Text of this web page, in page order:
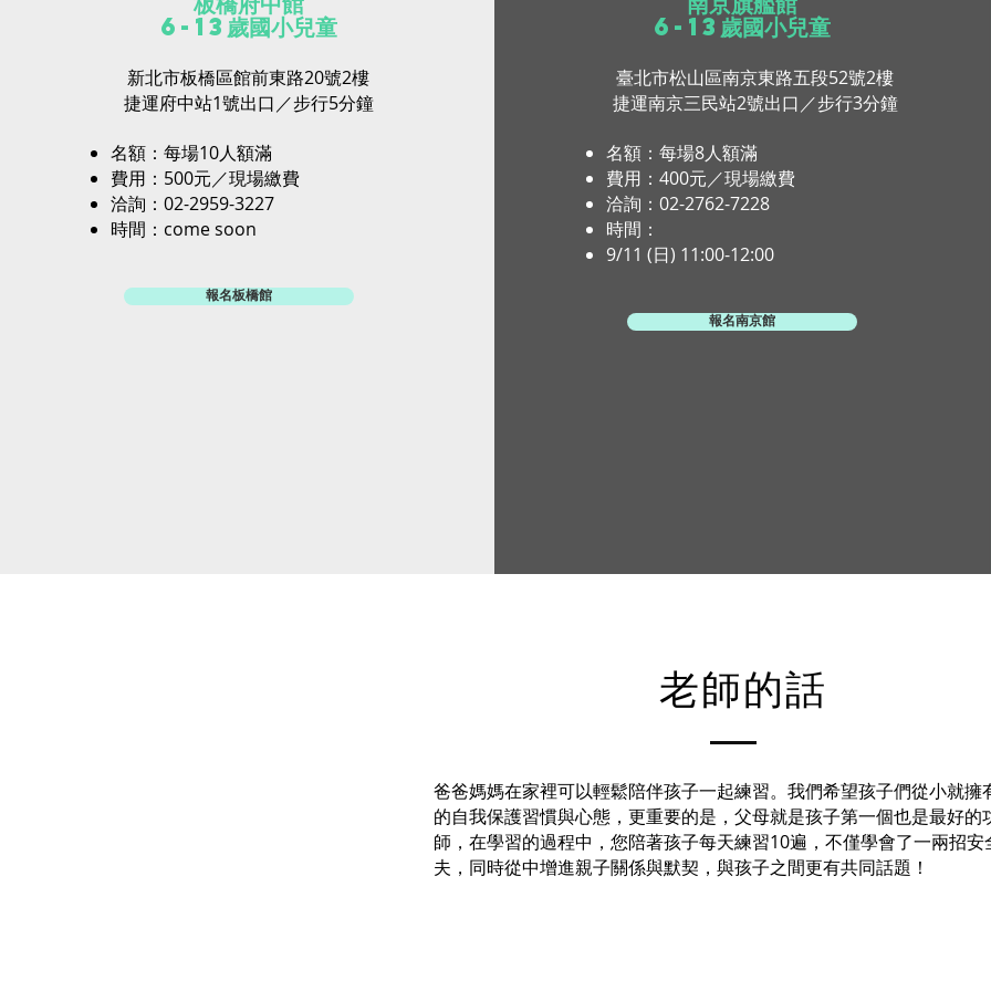
6-13歲國小兒童
新北市板橋區館前東路20號2樓
捷運府中站1號出口／步行5分鐘
名額：每場10人額滿
費用：500元／現場繳費
​洽詢：02-2959-3227
時間：come soon
報名板橋館
6-13歲國小兒童
臺北市松山區南京東路五段52號2樓
捷運南京三民站2號出口／步行3分鐘
名額：每場8人額滿
​費用：400元／現場繳費
​洽詢：02-2762-7228
時間：
9/11 (日) 11:00-12:00
報名南京館
​老師的話
爸爸媽媽在家裡可以輕鬆陪伴孩子一起練習。我們希望孩子們從小就擁
的自我保護習慣與心態，更重要的是，父母就是孩子第一個也是最好的
師，在學習的過程中，您陪著孩子每天練習10遍，不僅學會了一兩招安
夫，同時從中增進親子關係與默契，與孩子之間更有共同話題！